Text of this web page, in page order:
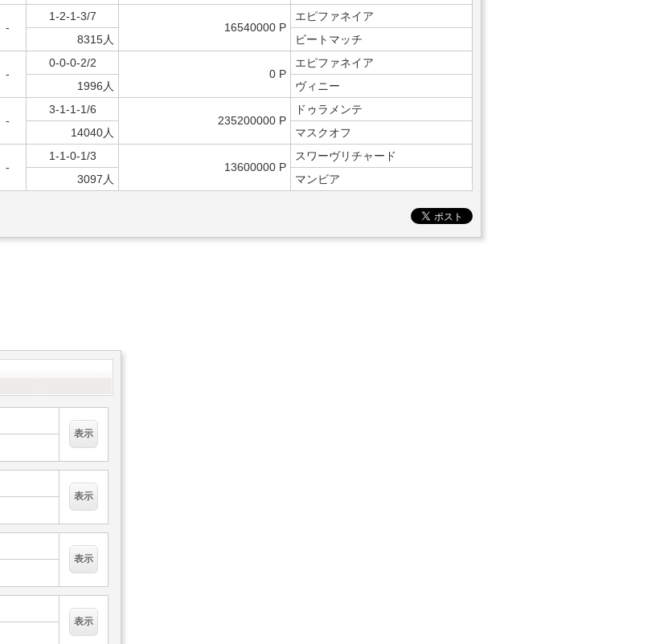
-
1-2-1-3/7
16540000 P
エピファネイア
8315人
ビートマッチ
-
0-0-0-2/2
0 P
エピファネイア
1996人
ヴィニー
-
3-1-1-1/6
235200000 P
ドゥラメンテ
14040人
マスクオフ
-
1-1-0-1/3
13600000 P
スワーヴリチャード
3097人
マンビア